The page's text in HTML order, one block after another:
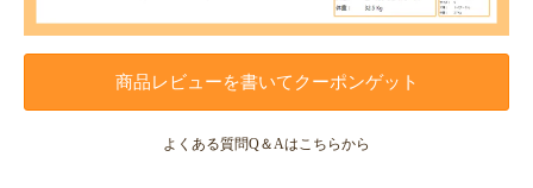
商品レビューを書いてクーポンゲット
よくある質問Q＆Aはこちらから